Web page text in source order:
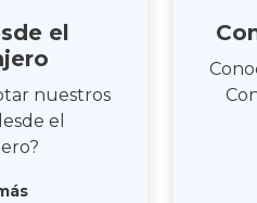
el
nuestros
el